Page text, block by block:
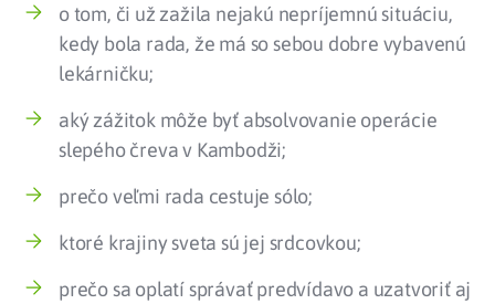
o tom, či už zažila nejakú nepríjemnú situáciu,
kedy bola rada, že má so sebou dobre vybavenú
lekárničku;
aký zážitok môže byť absolvovanie operácie
slepého čreva v Kambodži;
prečo veľmi rada cestuje sólo;
ktoré krajiny sveta sú jej srdcovkou;
prečo sa oplatí správať predvídavo a uzatvoriť aj